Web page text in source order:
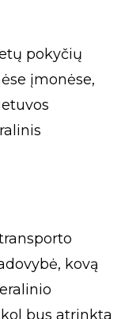
pokyčių
įmonėse,
kovą
bus atrinkta